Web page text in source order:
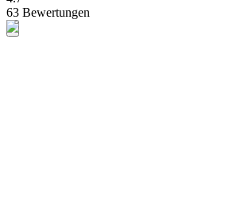
63 Bewertungen